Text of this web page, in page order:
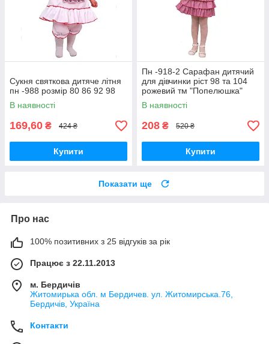
Сукня святкова дитяче літня
пн -988 розмір 80 86 92 98
В наявності
169,60 ₴ 424 ₴
Купити
Пн -918-2 Сарафан дитячий
для дівчинки ріст 98 та 104
рожевий тм "Попелюшка"
В наявності
208 ₴ 520 ₴
Купити
Показати ще
Про нас
100% позитивних з 25 відгуків за рік
Працює з 22.11.2013
м. Бердичів
Житомирька обл. м Бердичев. ул. Житомирська.76,
Бердичів, Україна
Контакти